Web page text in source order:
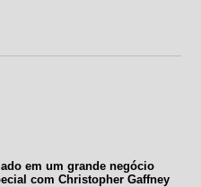
em um grande negócio
com Christopher Gaffney